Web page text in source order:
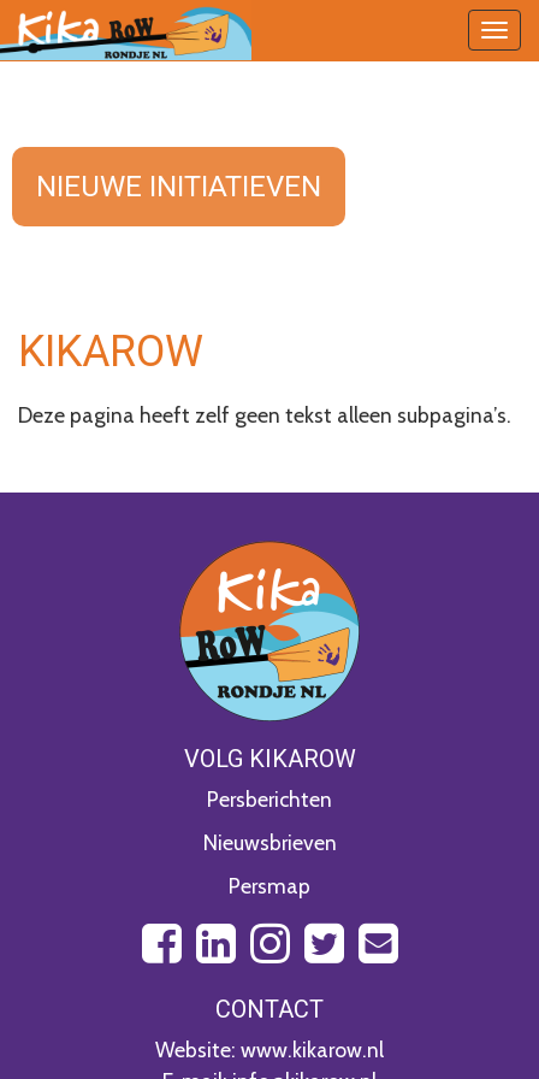
NIEUWE INITIATIEVEN
KIKAROW
Deze pagina heeft zelf geen tekst alleen subpagina’s.
VOLG KIKAROW
Persberichten
Nieuwsbrieven
Persmap
CONTACT
Website: www.kikarow.nl